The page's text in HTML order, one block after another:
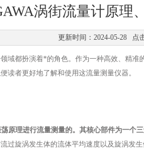
涡街流量计原理
更新时间：2024-05-28 点
都扮演着*的角色。作为一种高效、精准
读者更好地了解和使用这流量测量仪器。
原理进行流量测量的。其核心部件为一个
过旋涡发生体的流体平均速度以及旋涡发